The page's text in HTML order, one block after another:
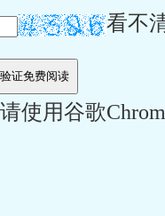
看不
使用谷歌